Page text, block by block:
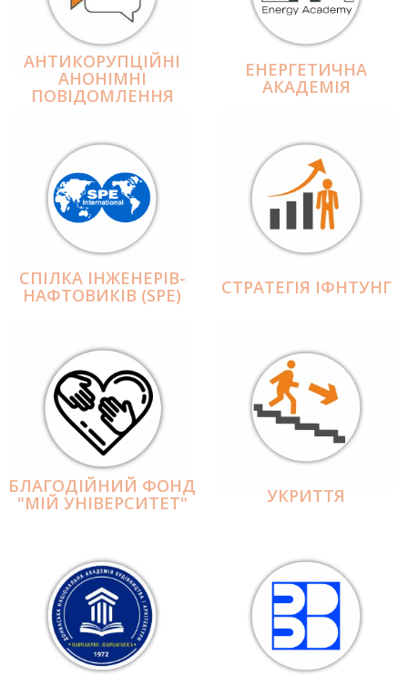
АНТИКОРУПЦІЙНІ
АНОНІМНІ
ПОВІДОМЛЕННЯ
ЕНЕРГЕТИЧНА
АКАДЕМІЯ
СПІЛКА ІНЖЕНЕРІВ-
НАФТОВИКІВ (SPE) СТРАТЕГІЯ ІФНТУНГ
БЛАГОДІЙНИЙ ФОНД
"МІЙ УНІВЕРСИТЕТ" УКРИТТЯ